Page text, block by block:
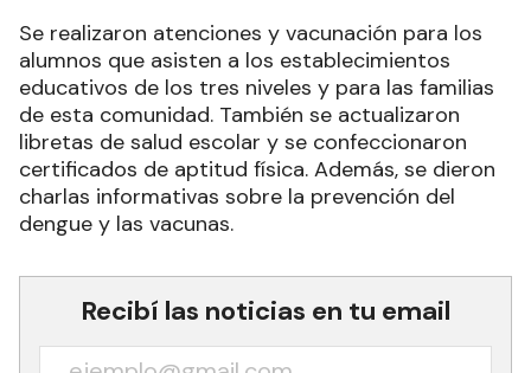
Se realizaron atenciones y vacunación para los
alumnos que asisten a los establecimientos
educativos de los tres niveles y para las familias
de esta comunidad. También se actualizaron
libretas de salud escolar y se confeccionaron
certificados de aptitud física. Además, se dieron
charlas informativas sobre la prevención del
dengue y las vacunas.
Recibí las noticias en tu email